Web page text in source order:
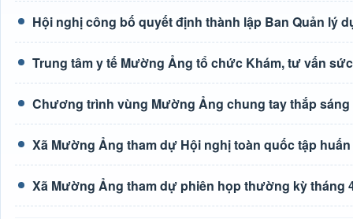
Hội nghị công bố quyết định thành lập Ban Quản lý
Trung tâm y tế Mường Ảng tổ chức Khám, tư vấn
Chương trình vùng Mường Ảng chung tay thắp
Xã Mường Ảng tham dự Hội nghị toàn quốc tập
Xã Mường Ảng tham dự phiên họp thường kỳ tháng